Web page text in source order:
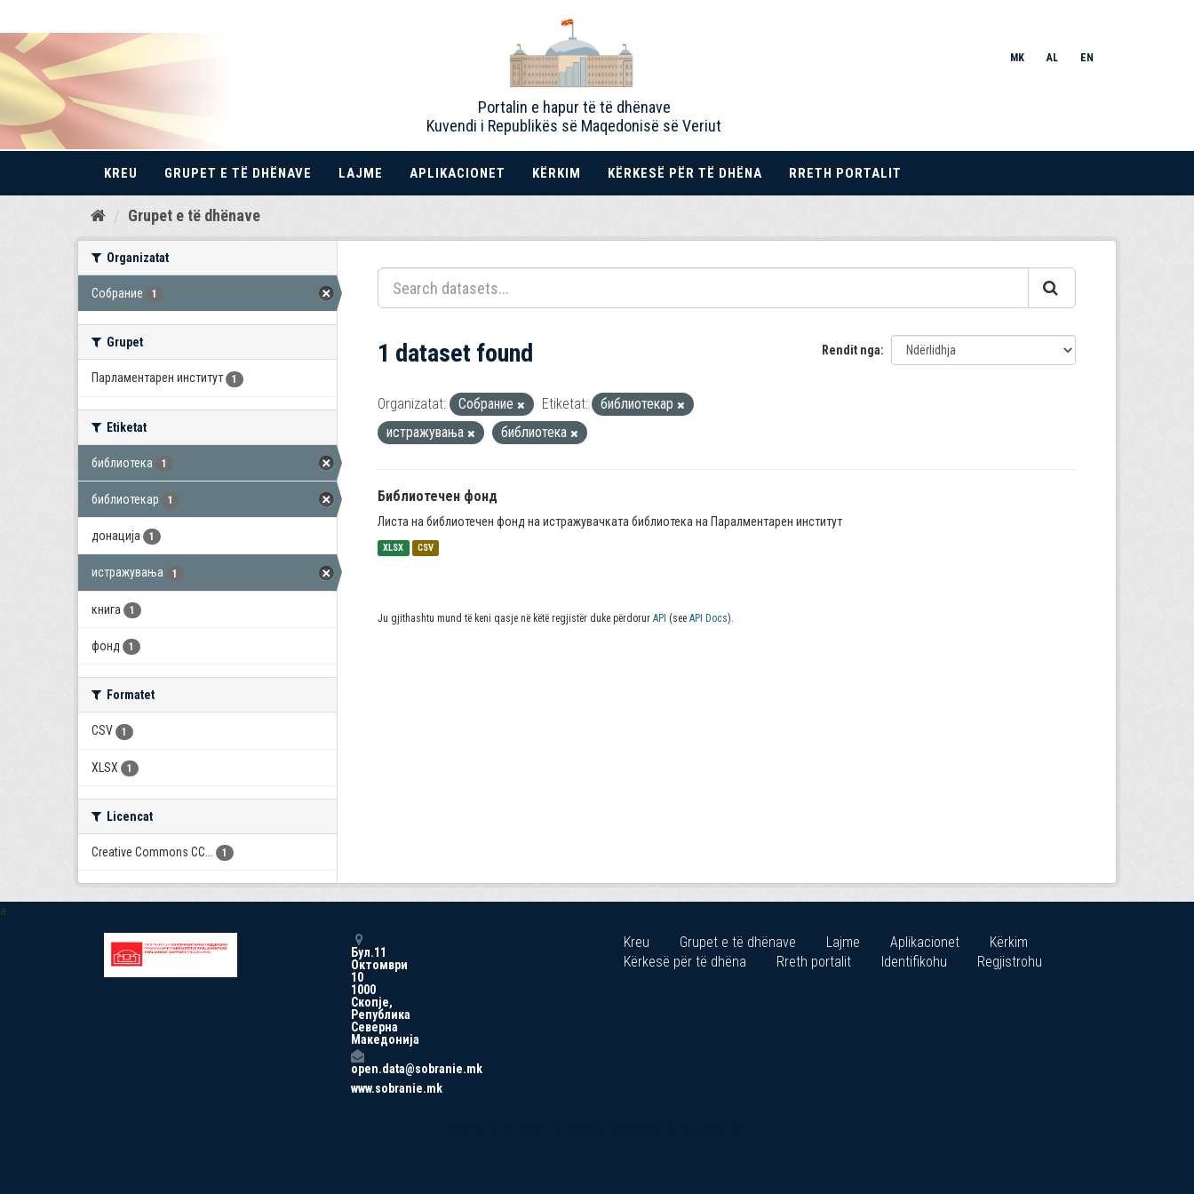
Kalo
Portalin e hapur të të dhënave
Kuvendi i Republikës së Maqedonisë së Veriut
MK AL EN
KREU GRUPET E TË DHËNAVE LAJME APLIKACIONET KËRKIM KËRKESË PËR TË DHËNA RRETH PORTALIT
Grupet e të dhënave
Organizatat
Собрание 1
Grupet
Парламентарен институт 1
Etiketat
библиотека 1
библиотекар 1
донација 1
истражувања 1
книга 1
фонд 1
Formatet
CSV 1
XLSX 1
Licencat
Creative Commons CC... 1
Rendit nga
1 dataset found
Organizatat: Собрание Etiketat:
библиотекар
истражувања
библиотека
Библиотечен фонд
Листа на библиотечен фонд на истражувачката библиотека на Паралментарен институт
XLSX CSV
Ju gjithashtu mund të keni qasje në këtë regjistër duke përdorur API (see API Docs).
a
Бул.11
Октомври
10
1000
Скопје,
Република
Северна
Македонија
open.data@sobranie.mk
www.sobranie.mk
Kreu Grupet e të dhënave Lajme Aplikacionet
Kërkim
Kërkesë për të dhëna
Rreth portalit Identifikohu Regjistrohu